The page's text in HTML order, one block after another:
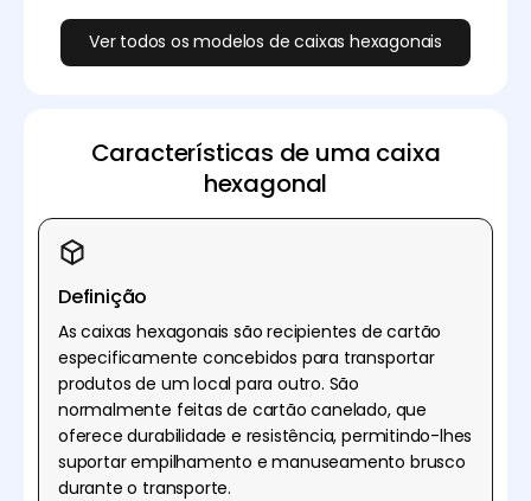
Ver todos os modelos de caixas hexagonais
Características de uma caixa
hexagonal
Definição
As caixas hexagonais são recipientes de cartão
especificamente concebidos para transportar
produtos de um local para outro. São
normalmente feitas de cartão canelado, que
oferece durabilidade e resistência, permitindo-lhes
suportar empilhamento e manuseamento brusco
durante o transporte.